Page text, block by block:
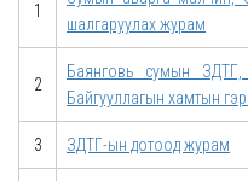
1
шалгаруулах журам
2
Баянговь сумын
Байгууллагын хамтын
3 ЗДТГ-ын дотоод журам